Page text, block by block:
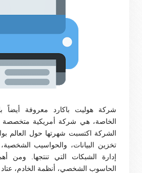
الخاصة، هي شركة أمريكية
الشركة اكتسبت شهرتها حول العالم
تخزين البيانات، والحواسيب
إدارة الشبكات التي تنتجها. ومن
الحاسوب الشخصي، أنظمة الخادم، عتاد